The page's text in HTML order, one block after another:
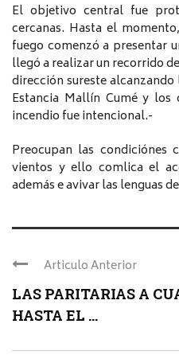
El objetivo central fue
cercanas. Hasta el
fuego comenzó a presentar
llegó a realizar un recorrido
dirección sureste
Estancia Mallín Cumé y
incendio fue intencional.-
Preocupan las condiciónes
vientos y ello comlica el
además e avivar las lenguas
Articulo Anterior
LAS PARITARIAS A
HASTA EL ...